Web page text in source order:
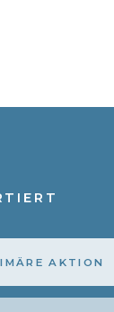
AKTION